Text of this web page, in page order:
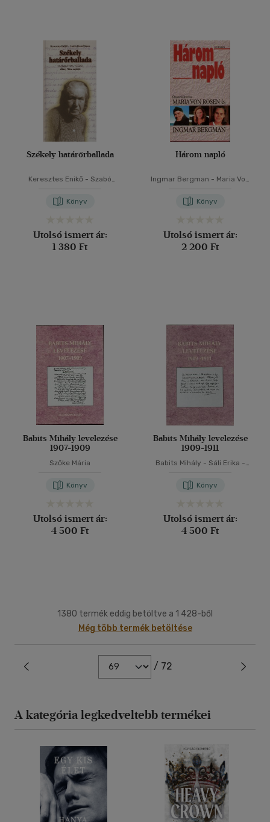
Székely határőrballada
Keresztes Enikő - Szabó
Könyv
Utolsó ismert ár:
1 380 Ft
Három napló
Ingmar Bergman - Maria Von
Könyv
Utolsó ismert ár:
2 200 Ft
Babits Mihály levelezése
1907-1909
Szőke Mária
Könyv
Utolsó ismert ár:
4 500 Ft
Babits Mihály levelezése
1909-1911
Babits Mihály - Sáli Erika -
Könyv
Utolsó ismert ár:
4 500 Ft
1380 termék eddig betöltve a 1 428-ből
Még több termék betöltése
/ 72
A kategória legkedveltebb termékei